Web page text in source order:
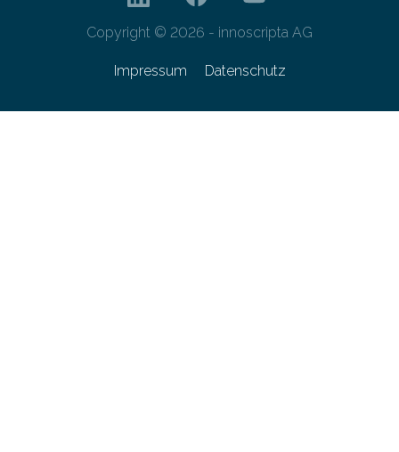
Copyright © 2026 - innoscripta AG
Impressum Datenschutz